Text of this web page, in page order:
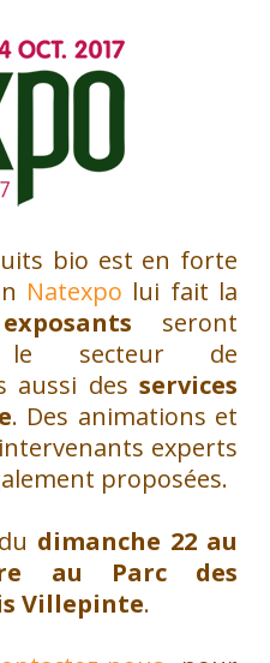
bio est en forte
Natexpo lui fait la
seront
le secteur de
aussi desservices
. Des animations et
experts
proposées.
dimanche 22 au
au Parc des
Villepinte.